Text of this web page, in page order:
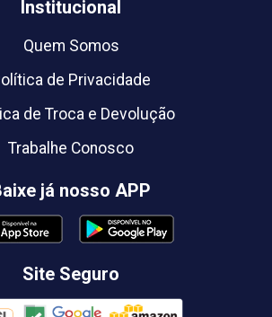
Institucional
Quem Somos
de Privacidade
de Troca e Devolução
Trabalhe Conosco
já nosso APP
Site Seguro